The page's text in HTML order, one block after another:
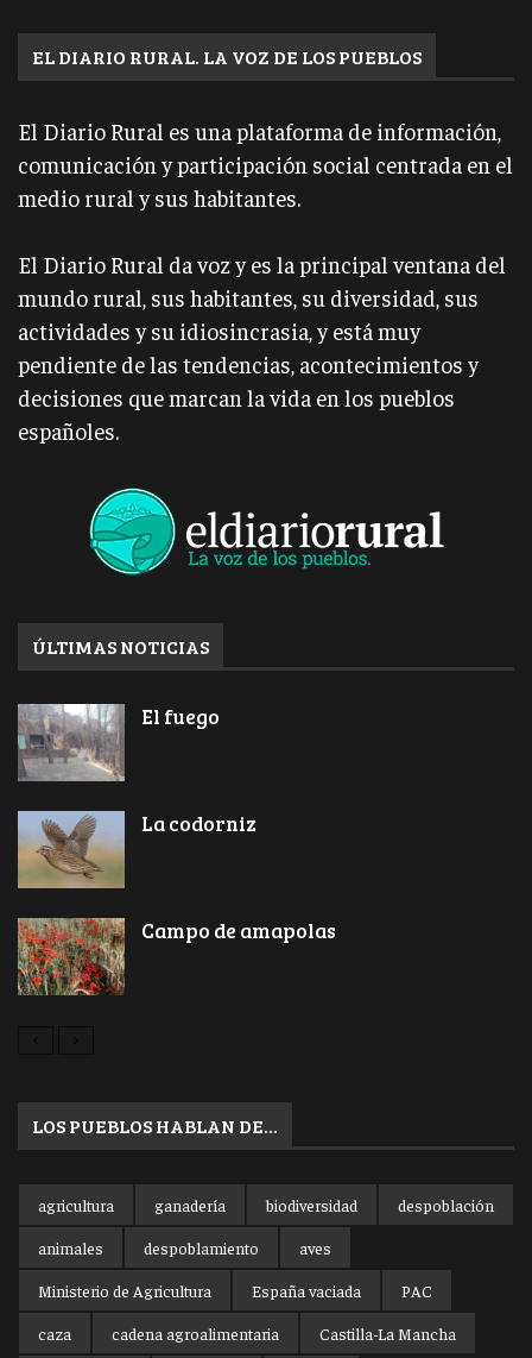
EL DIARIO RURAL. LA VOZ DE LOS PUEBLOS
El Diario Rural es una plataforma de información,
comunicación y participación social centrada en el
medio rural y sus habitantes.
El Diario Rural da voz y es la principal ventana del
mundo rural, sus habitantes, su diversidad, sus
actividades y su idiosincrasia, y está muy
pendiente de las tendencias, acontecimientos y
decisiones que marcan la vida en los pueblos
españoles.
ÚLTIMAS NOTICIAS
El fuego
La codorniz
Campo de amapolas
LOS PUEBLOS HABLAN DE…
agricultura ganadería biodiversidad
despoblación
animales
despoblamiento
aves
Ministerio de Agricultura
España vaciada
PAC
caza
cadena agroalimentaria Castilla-La Mancha